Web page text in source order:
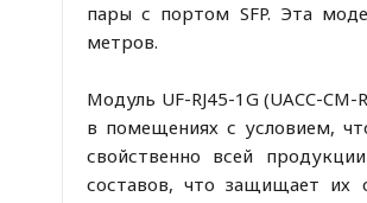
пары с портом SFP. Эта
метров.
Модуль UF-RJ45-1G (UACC-
в помещениях с условием,
свойственно всей
составов, что защищает их